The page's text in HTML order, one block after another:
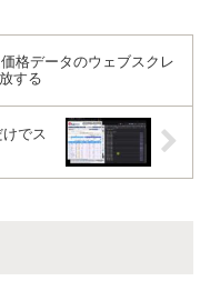
格データのウェブスクレ
する
でス